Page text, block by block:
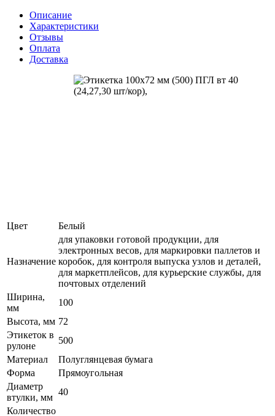
Описание
Характеристики
Отзывы
Оплата
Доставка
Цвет Белый
Назначение
для упаковки готовой продукции, для
электронных весов, для маркировки паллетов и
коробок, для контроля выпуска узлов и деталей,
для маркетплейсов, для курьерские службы, для
почтовых отделений
Ширина,
мм
100
Высота, мм 72
Этикеток в
рулоне
500
Материал
Полуглянцевая бумага
Форма
Прямоугольная
Диаметр
втулки, мм
40
Количество